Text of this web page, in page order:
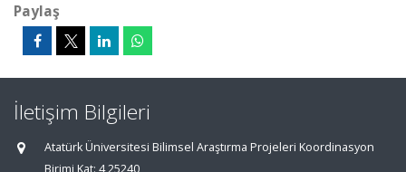
Paylaş
İletişim Bilgileri
Atatürk Üniversitesi Bilimsel Araştırma Projeleri Koordinasyon
Birimi Kat: 4 25240